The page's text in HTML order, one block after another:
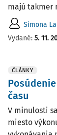
majú takmer
Simona
Vydané: 5. 11.
ČLÁNKY
času
V minulosti
miesto